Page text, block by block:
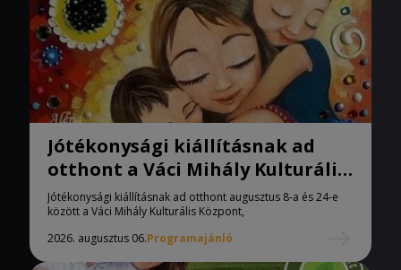
Jótékonysági kiállításnak ad
otthont a Váci Mihály Kulturális
Központ
Jótékonysági kiállításnak ad otthont augusztus 8-a és 24-e
között a Váci Mihály Kulturális Központ,
2026. augusztus 06.Programajánló